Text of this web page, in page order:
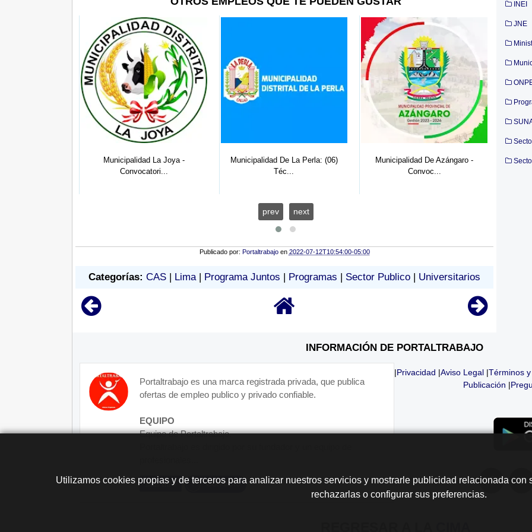
Municipalidad La Joya -
Convocatori...
Municipalidad De La Perla: (06)
Téc...
Municipalidad De Azángaro -
Convoc...
prev next
Publicado por: Portaltrabajo en 2022-07-12T10:54:00-05:00
Categorías: CAS Lima| Programa Juntos Programas Sector Publico Universitarios
INEI
JNE
INFORMACIÓN DE PORTALTRABAJO
Portaltrabajo es una marca registrada privada, que publica
ofertas de empleo publico y privado confiable.
EQUIPO
Equipo de Portaltrabajo.
Más Info Contacto
|Privacidad |Aviso Legal |Términos
Publicación |
Utilizamos cookies propias y de terceros para analizar nuestros servicios y mostrarle publicidad relacionada
rechazarlas o configurar sus preferencias.